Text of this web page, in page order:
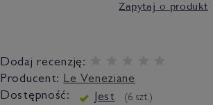
Zapytaj o produkt
Dodaj recenzję:
Producent: Le Veneziane
Dostępność:
Jest ( 6 szt.)